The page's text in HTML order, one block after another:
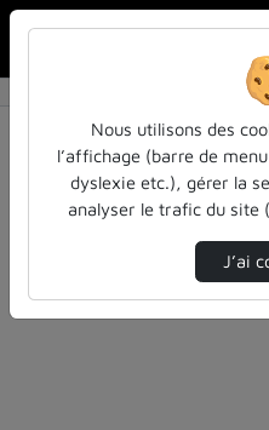
Résultats de la
Filtres actifs (cliquer pour
Français
education inspe-
Nous utilisons des
l’affichage (barre de
dyslexie etc.), gérer la
analyser le trafic du site
J’ai